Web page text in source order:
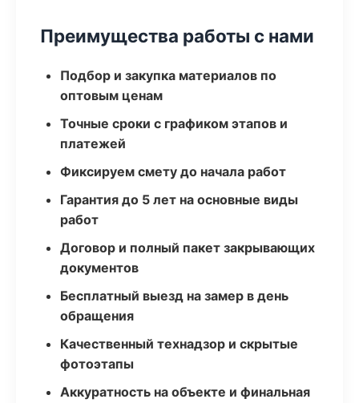
Преимущества работы с нами
Подбор и закупка материалов по
оптовым ценам
Точные сроки с графиком этапов и
платежей
Фиксируем смету до начала работ
Гарантия до 5 лет на основные виды
работ
Договор и полный пакет закрывающих
документов
Бесплатный выезд на замер в день
обращения
Качественный технадзор и скрытые
фотоэтапы
Аккуратность на объекте и финальная